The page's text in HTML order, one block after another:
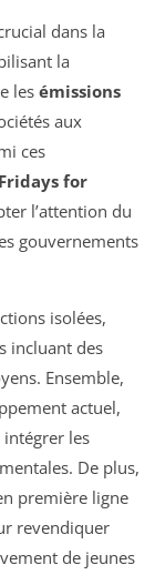
dans la
la
les émissions
aux
ces
Fridays for
l’attention du
gouvernements
isolées,
incluant des
Ensemble,
actuel,
les
De plus,
première ligne
revendiquer
de jeunes